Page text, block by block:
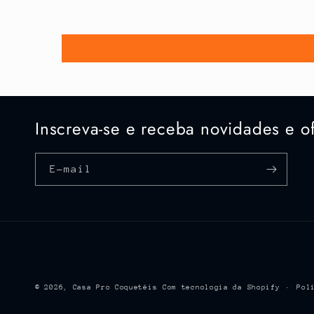
Inscreva-se e receba novidades e
E-mail
© 2026, Casa Pro Coquetéis Com tecnologia da Shopify